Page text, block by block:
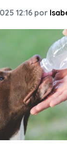
12:16 por